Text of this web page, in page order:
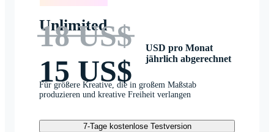
Unlimited
18 US$
15 US$
USD pro Monat
jährlich abgerechnet
Für größere Kreative, die in großem Maßstab
produzieren und kreative Freiheit verlangen
7-Tage kostenlose Testversion